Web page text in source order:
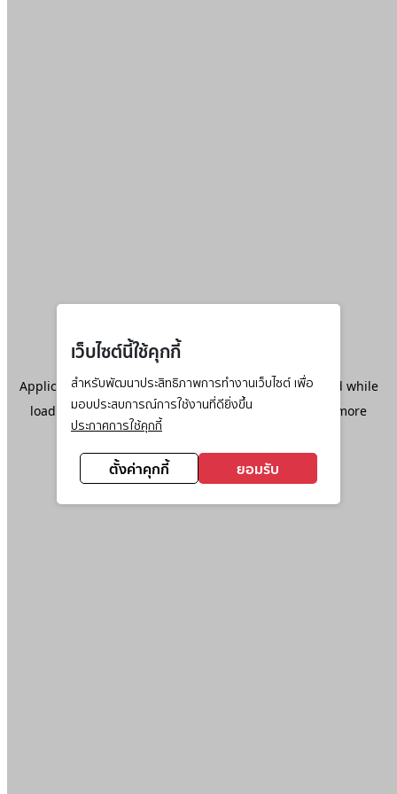
เว็บไซต์นี้ใช้คุกกี้
สำหรับพัฒนาประสิทธิภาพการทำงานเว็บไซต์ เพื่อ
มอบประสบการณ์การใช้งานที่ดียิ่งขึ้น
ประกาศการใช้คุกกี้
ตั้งค่าคุกกี้ ยอมรับ
Application error: aclient-side exception has occurred while
loadingwww.ktc.co.th(see the browser console
for more
information).